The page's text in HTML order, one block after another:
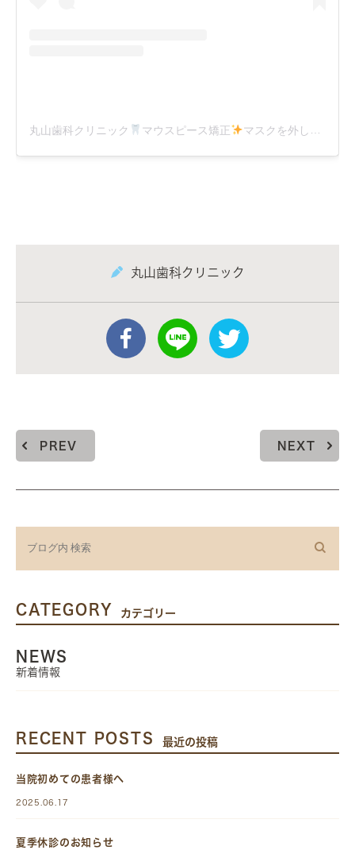
丸山歯科クリニック マウスピース矯正 マスクを外したくなる歯
丸山歯科クリニック
PREV NEXT
CATEGORY カテゴリー
NEWS
新着情報
RECENT POSTS 最近の投稿
当院初めての患者様へ
2025.06.17
夏季休診のお知らせ